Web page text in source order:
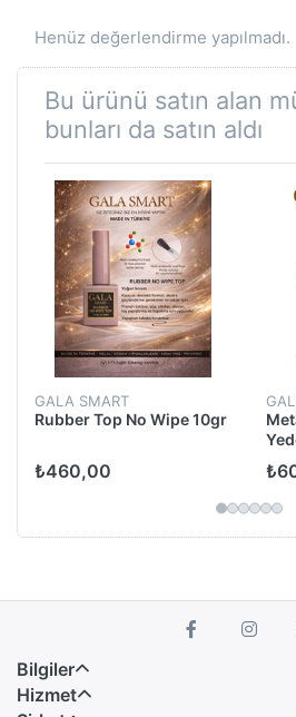
Henüz değerlendirme yapılmadı.
Bu ürünü satın alan
bunları da satın aldı
GALA SMART
Rubber Top No Wipe 10gr
₺460,00
Bilgiler
Hizmet